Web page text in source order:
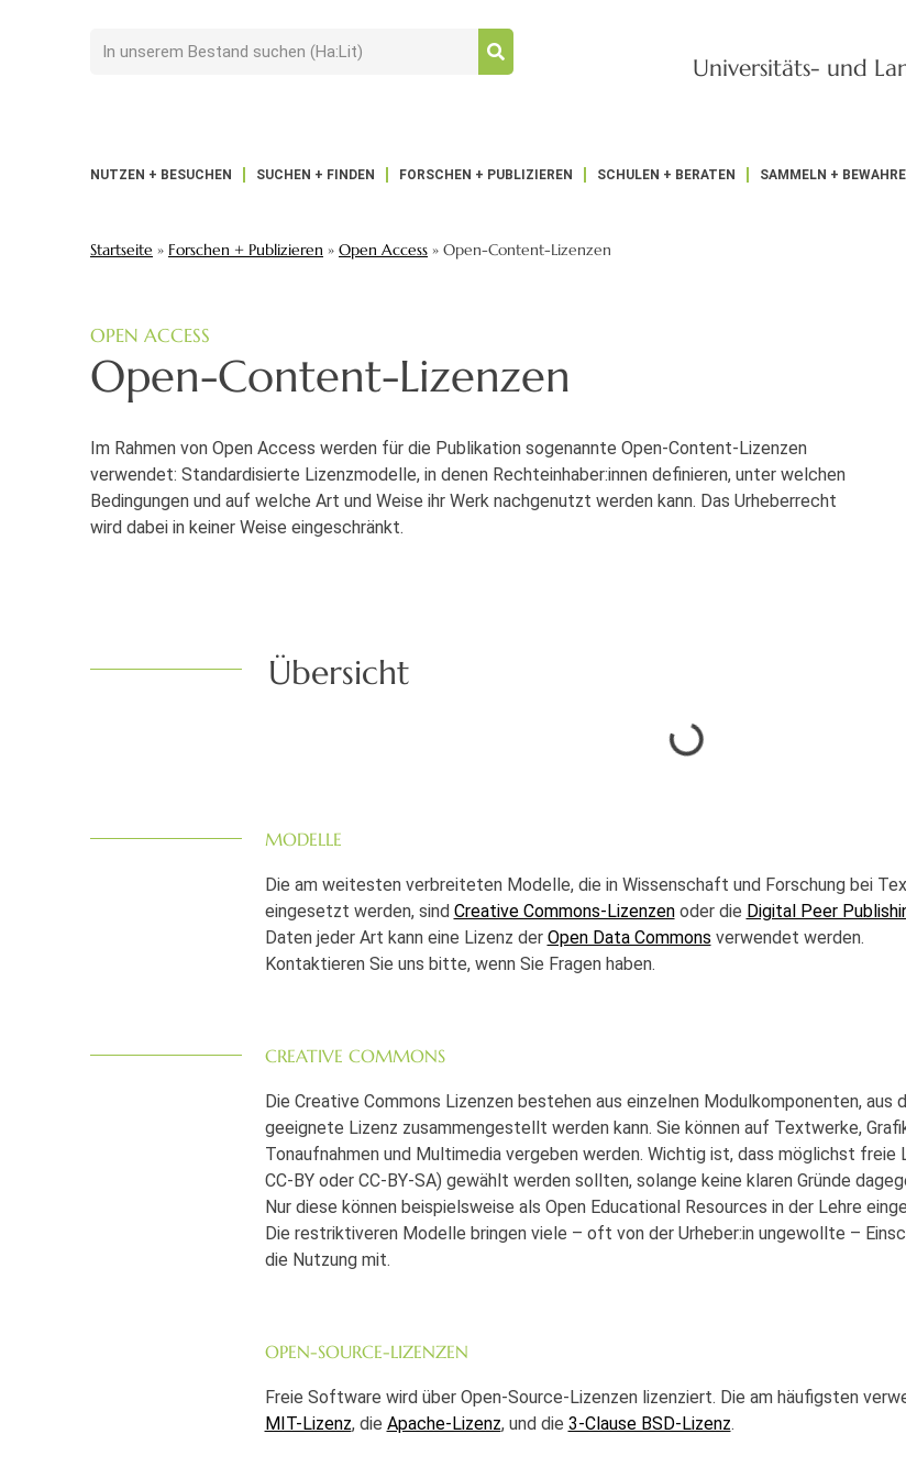
Universitäts- und
NUTZEN + BESUCHEN SUCHEN + FINDEN FORSCHEN + PUBLIZIEREN SCHULEN + BERATEN SAMMELN +
Startseite » Forschen + Publizieren » Open Access » Open-Content-Lizenzen
OPEN ACCESS
Open-Content-Lizenzen
Im Rahmen von Open Access werden für die Publikation sogenannte Open-Content-Lizenzen
verwendet: Standardisierte Lizenzmodelle, in denen Rechteinhaber:innen definieren, unter welchen
Bedingungen und auf welche Art und Weise ihr Werk nachgenutzt werden kann. Das Urheberrecht
wird dabei in keiner Weise eingeschränkt.
Übersicht
MODELLE
Die am weitesten verbreiteten Modelle, die in Wissenschaft und Forschung bei
eingesetzt werden, sind Creative Commons-Lizenzenoder die Digital Peer
Daten jeder Art kann eine Lizenz der Open Data Commons verwendet werden.
Kontaktieren Sie uns bitte, wenn Sie Fragen haben.
CREATIVE COMMONS
Die Creative Commons Lizenzen bestehen aus einzelnen Modulkomponenten, aus
geeignete Lizenz zusammengestellt werden kann. Sie können auf Textwerke,
Tonaufnahmen und Multimedia vergeben werden. Wichtig ist, dass möglichst freie
CC-BY oder CC-BY-SA) gewählt werden sollten, solange keine klaren Gründe
Nur diese können beispielsweise als Open Educational Resources in der Lehre
Die restriktiveren Modelle bringen viele – oft von der Urheber:in ungewollte –
die Nutzung mit.
OPEN-SOURCE-LIZENZEN
Freie Software wird über Open-Source-Lizenzen lizenziert. Die am häufigsten
MIT-Lizenz, die Apache-Lizenz, und die 3-Clause BSD-Lizenz.